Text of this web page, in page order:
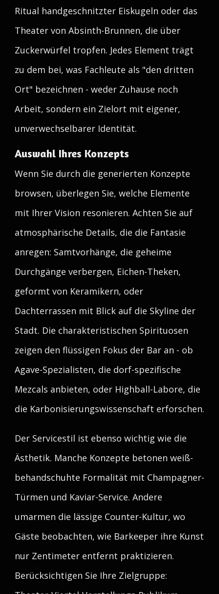
Ritual handgeschnitzter Eiskugeln oder das
Theater von Absinth-Brunnen, die über
Zuckerwürfel tropfen. Jedes Element trägt
zu dem bei, was Fachleute als "den dritten
Ort" bezeichnen - weder Zuhause noch
Arbeit, sondern ein Zielort mit eigener,
unverwechselbarer Identität.
Auswahl Ihres Konzepts
Wenn Sie durch die generierten Konzepte
browsen, überlegen Sie, welche Elemente
mit Ihrer Vision resonieren. Achten Sie auf
atmosphärische Details, die die Fantasie
anregen: Samtvorhänge, die geheime
Durchgänge verbergen, Eichen-Theken,
geformt von Keramikern, oder
Dachterrassen mit Blick auf die Skyline der
Stadt. Die charakteristischen Spirituosen
zeigen den flüssigen Fokus der Bar an - ob
Agave-Spezialisten, die dorf-spezifische
Mezcals anbieten, oder Highball-Labore, die
die Karbonisierungswissenschaft erforschen.
Der Servicestil ist ebenso wichtig wie die
Ästhetik. Manche Konzepte betonen weiß-
behandschuhte Formalität mit Champagner-
Türmen und Kaviar-Service. Andere
umarmen die lässige Counter-Kultur, wo
Gäste beobachten, wie Barkeeper ihre Kunst
nur Zentimeter entfernt praktizieren.
Berücksichtigen Sie Ihre Zielgruppe: